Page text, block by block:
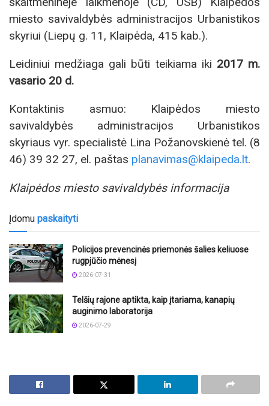
miesto savivaldybės administracijos Urbanistikos
skyriui (Liepų g. 11, Klaipėda, 415 kab.).
Leidiniui medžiaga gali būti teikiama iki 2017 m.
vasario 20 d.
Kontaktinis asmuo: Klaipėdos miesto
savivaldybės administracijos Urbanistikos
skyriaus vyr. specialistė Lina Požanovskienė tel. (8
46) 39 32 27, el. paštas planavimas@klaipeda.lt.
Klaipėdos miesto savivaldybės informacija
Įdomu paskaityti
Policijos prevencinės priemonės šalies keliuose
rugpjūčio mėnesį
2026-07-31
Telšių rajone aptikta, kaip įtariama, kanapių
auginimo laboratorija
2026-07-29